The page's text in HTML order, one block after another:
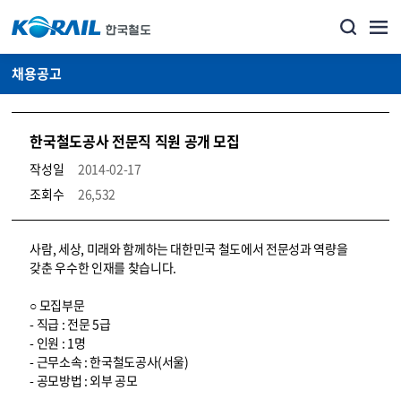
채용공고
한국철도공사 전문직 직원 공개 모집
작성일
2014-02-17
조회수
26,532
코레일소개_경영공시_채용공고 상세보기 – 내용, 파일, 담당자 연락처로 구성
사람, 세상, 미래와 함께하는 대한민국 철도에서 전문성과 역량을
갖춘 우수한 인재를 찾습니다.
○ 모집부문
- 직급 : 전문 5급
- 인원 : 1명
- 근무소속 : 한국철도공사(서울)
- 공모방법 : 외부 공모